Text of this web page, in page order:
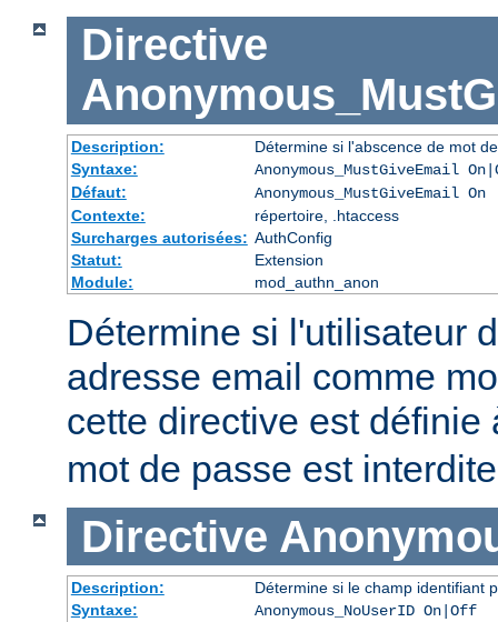
Directive
Description:
Détermine si l'abscence de mot
Syntaxe:
Anonymous_MustGiveEmail
Défaut:
Anonymous_MustGiveEmail On
Contexte:
répertoire, .htaccess
Surcharges autorisées: AuthConfig
Statut:
Extension
Module:
mod_authn_anon
Détermine si l'utilisateur
adresse email comme
cette directive est
mot de passe est
Directive
Description:
Détermine si le champ identifiant
Syntaxe:
Anonymous_NoUserID On|Off